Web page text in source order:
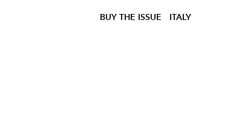
BUY THE ISSUE ITALY